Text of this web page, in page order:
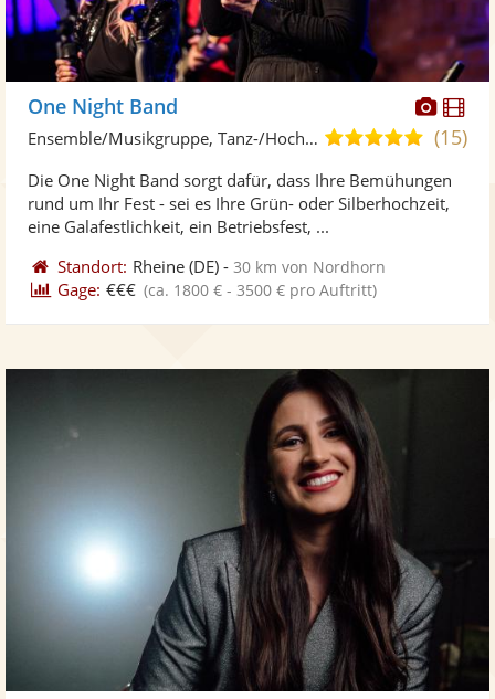
Fotos
One Night Band
4,9
5
Sternen
(15)
Ensemble/Musikgruppe, Tanz-/Hochzeitsband • Live-Musiker
Die One Night Band sorgt dafür, dass Ihre Bemühungen
rund um Ihr Fest - sei es Ihre Grün- oder Silberhochzeit,
eine Galafestlichkeit, ein Betriebsfest, ...
Standort: Rheine (DE) -30 km von Nordhorn
Gage: €€€ (ca. 1800 € - 3500 € pro Auftritt)